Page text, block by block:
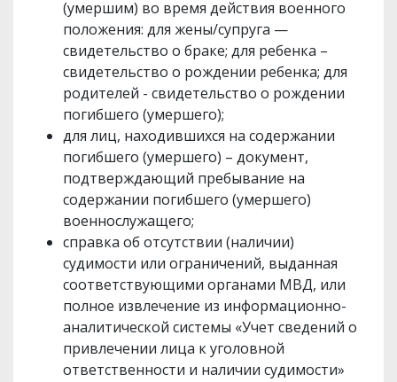
(умершим) во время действия военного
положения: для жены/супруга —
свидетельство о браке; для ребенка –
свидетельство о рождении ребенка; для
родителей - свидетельство о рождении
погибшего (умершего);
для лиц, находившихся на содержании
погибшего (умершего) – документ,
подтверждающий пребывание на
содержании погибшего (умершего)
военнослужащего;
справка об отсутствии (наличии)
судимости или ограничений, выданная
соответствующими органами МВД, или
полное извлечение из информационно-
аналитической системы «Учет сведений о
привлечении лица к уголовной
ответственности и наличии судимости»